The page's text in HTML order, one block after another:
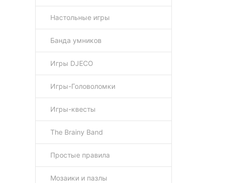
Настольные игры
Банда умников
Игры DJECO
Игры-Головоломки
Игры-квесты
The Brainy Band
Простые правила
Мозаики и пазлы